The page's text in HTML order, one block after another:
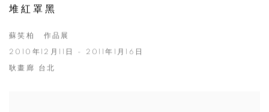
堆紅罩黑
蘇笑柏 作品展
2010年12月11日 - 2011年1月16日
耿畫廊 台北